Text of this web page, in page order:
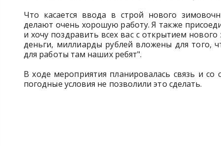
Что касается ввода в строй нового
делают очень хорошую работу. Я также
и хочу поздравить всех вас с открытием
деньги, миллиарды рублей вложены для того,
для работы там наших ребят".
В ходе мероприятия планировалась связь и со
погодные условия не позволили это сделать.